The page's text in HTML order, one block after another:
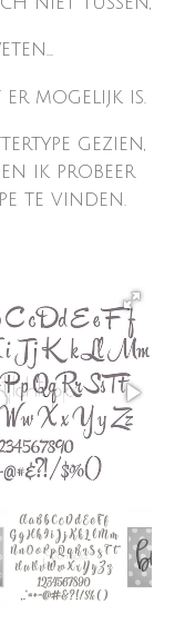
er mogelijk is.
gezien,
ik probeer
te vinden.